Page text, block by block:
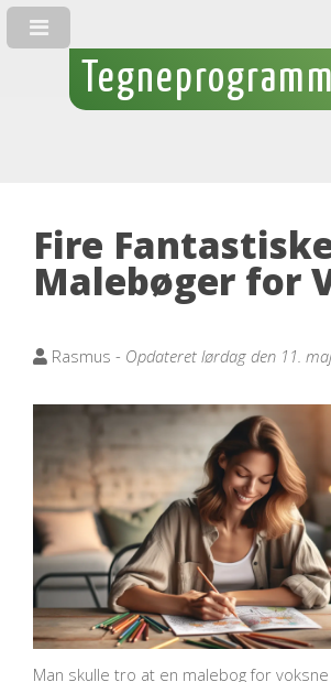
Fire
Malebøger for
Rasmus - Opdateret lørdag den 11.
Man skulle tro at en malebog for